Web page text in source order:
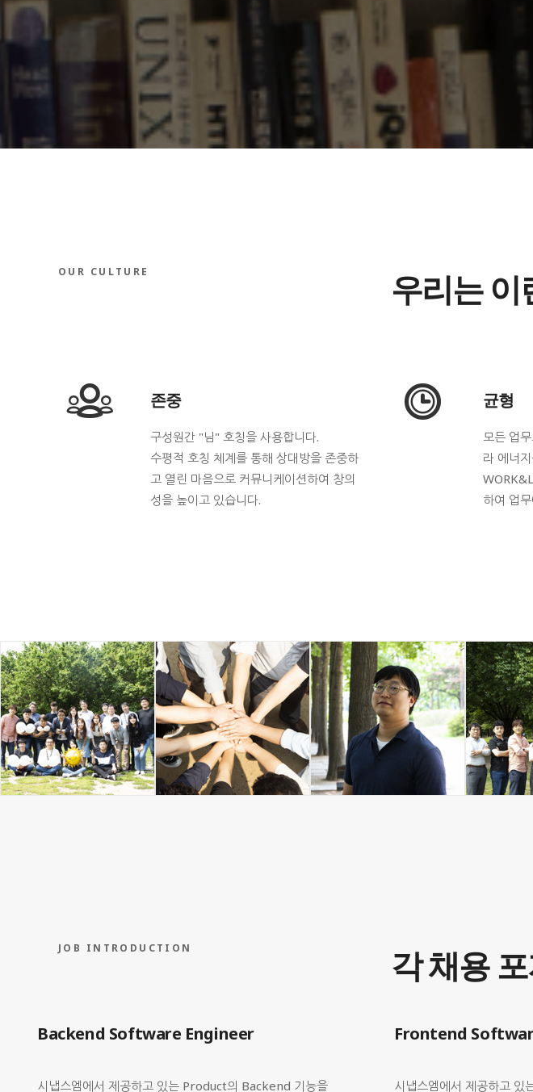
OUR CULTURE 우리는 이
존중
구성원간 "님" 호칭을 사용합니다.
수평적 호칭 체계를 통해 상대방을 존중하
고 열린 마음으로 커뮤니케이션하여 창의
성을 높이고 있습니다.
균형
모든 업
라 에너
하여 업
JOB INTRODUCTION 각채용
Backend Software Engineer
시냅스엠에서 제공하고 있는 Product의 Backend 기능을
Frontend
시냅스엠에서 제공하고